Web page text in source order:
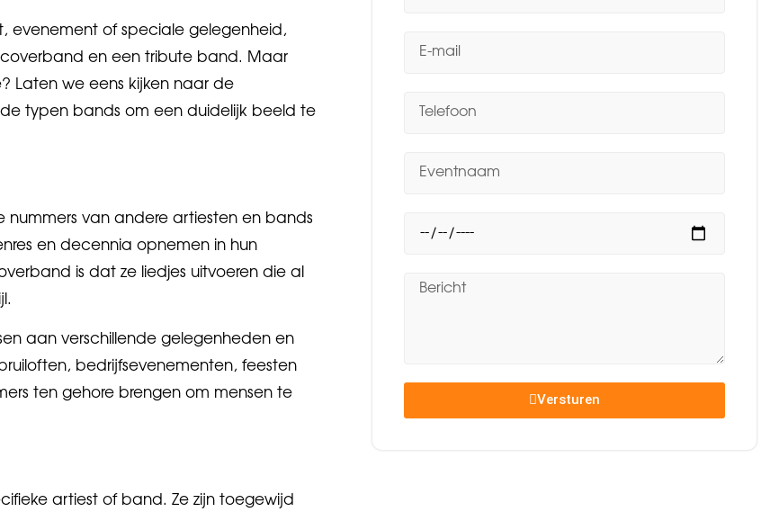
evenement of speciale gelegenheid,
en een tribute band. Maar
Laten we eens kijken naar de
typen bands om een duidelijk beeld te
nummers van andere artiesten en bands
en decennia opnemen in hun
is dat ze liedjes uitvoeren die al
aan verschillende gelegenheden en
bedrijfsevenementen, feesten
ten gehore brengen om mensen te
artiest of band. Ze zijn toegewijd
Versturen